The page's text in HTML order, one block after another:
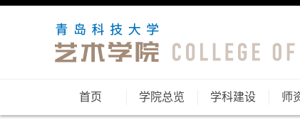
首页 学院总览 学科建设 师